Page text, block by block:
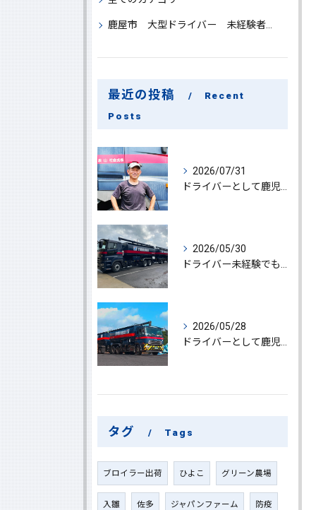
鹿屋市 大型ドライバー 未経験者 大募集
最近の投稿
Recent
Posts
2026/07/31
2026/05/30
2026/05/28
タグ Tags
ブロイラー出荷 ひよこ グリーン農場
入雛 佐多 ジャパンファーム 防疫